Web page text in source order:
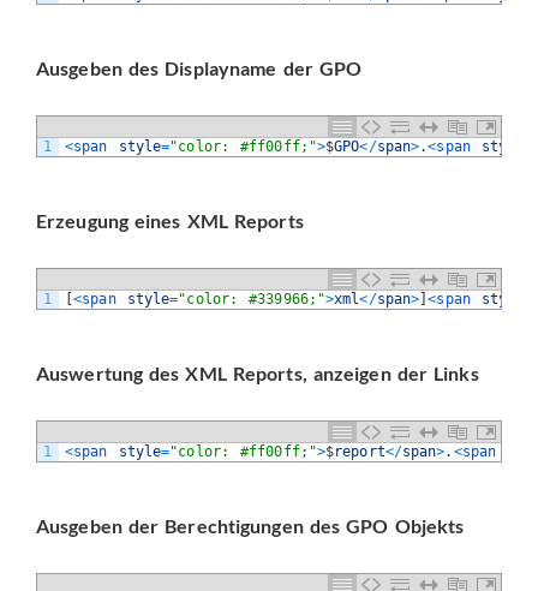
Ausgeben des Displayname der GPO
1 <span style="color: #ff00ff;">$GPO</span>.<span style
Erzeugung eines XML Reports
1 [<span style="color: #339966;">xml</span> ]<span style
Auswertung des XML Reports, anzeigen der Links
1 <span style="color: #ff00ff;">$report</span>. <span
Ausgeben der Berechtigungen des GPO Objekts